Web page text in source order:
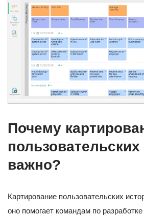
Почему
важно?
Картирование пользовательских
оно помогает командам по разработке